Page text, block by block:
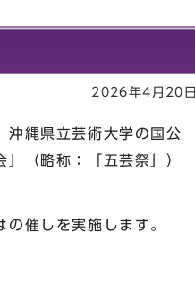
2026年4月20日
沖縄県立芸術大学の国公
（略称：「五芸祭」）
催しを実施します。